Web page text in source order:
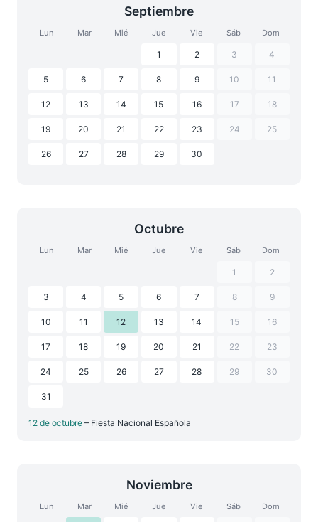
Septiembre
Lun Mar Mié Jue Vie Sáb Dom
1 2 3 4
5 6 7 8 9 10 11
12 13 14 15 16 17 18
19 20 21 22 23 24 25
26 27 28 29 30
Octubre
Lun Mar Mié Jue Vie Sáb Dom
1 2
3 4 5 6 7 8 9
10 11 12 13 14 15 16
17 18 19 20 21 22 23
24 25 26 27 28 29 30
31
12 de octubre – Fiesta Nacional Española
Noviembre
Lun Mar Mié Jue Vie Sáb Dom